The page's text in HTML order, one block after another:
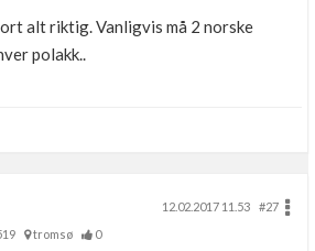
alt riktig. Vanligvis må 2 norske
polakk..
12.02.2017 11.53
#27
tromsø 0